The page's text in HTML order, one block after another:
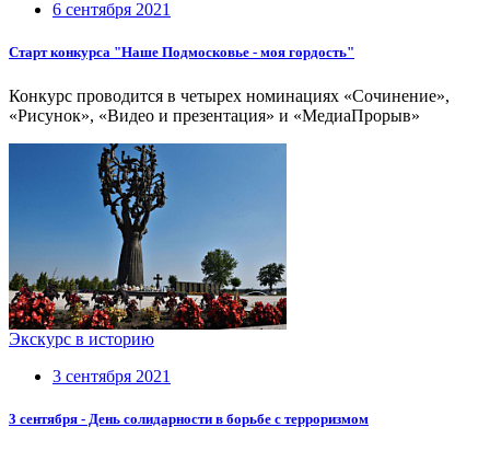
6 сентября 2021
Старт конкурса "Наше Подмосковье - моя гордость"
Конкурс проводится в четырех номинациях «Сочинение»,
«Рисунок», «Видео и презентация» и «МедиаПрорыв»
Экскурс в историю
3 сентября 2021
3 сентября - День солидарности в борьбе с терроризмом